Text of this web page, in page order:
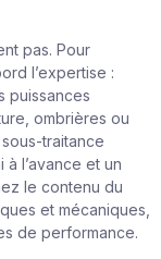
pas. Pour
l’expertise :
puissances
ombrières ou
traitance
l’avance et un
le contenu du
et mécaniques,
de performance.